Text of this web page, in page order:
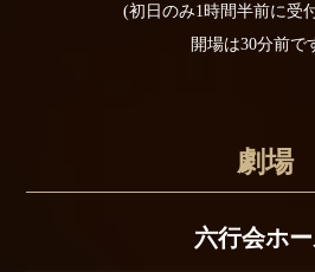
(初日のみ1時間半前に受
開場は30分前で
劇場
六行会ホ